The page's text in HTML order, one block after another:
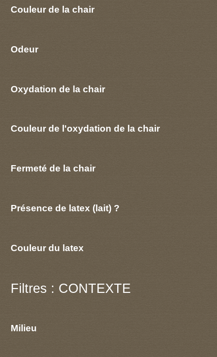
Couleur de la chair
Odeur
Oxydation de la chair
Couleur de l'oxydation de la chair
Fermeté de la chair
Présence de latex (lait) ?
Couleur du latex
Filtres : CONTEXTE
Milieu